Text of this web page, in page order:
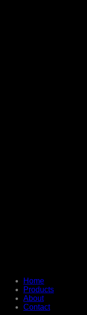
Home
Products
About
Contact